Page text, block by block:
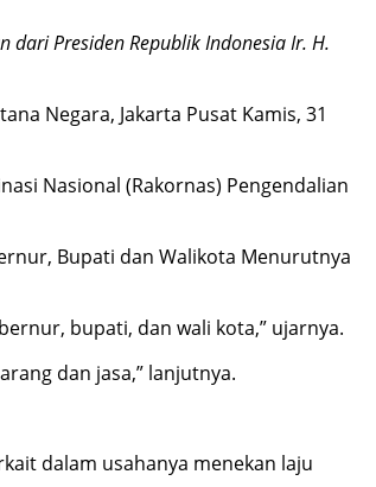
Presiden Republik Indonesia Ir. H.
Negara, Jakarta Pusat Kamis, 31
Nasional (Rakornas) Pengendalian
Bupati dan Walikota Menurutnya
bupati, dan wali kota,” ujarnya.
dan jasa,” lanjutnya.
dalam usahanya menekan laju